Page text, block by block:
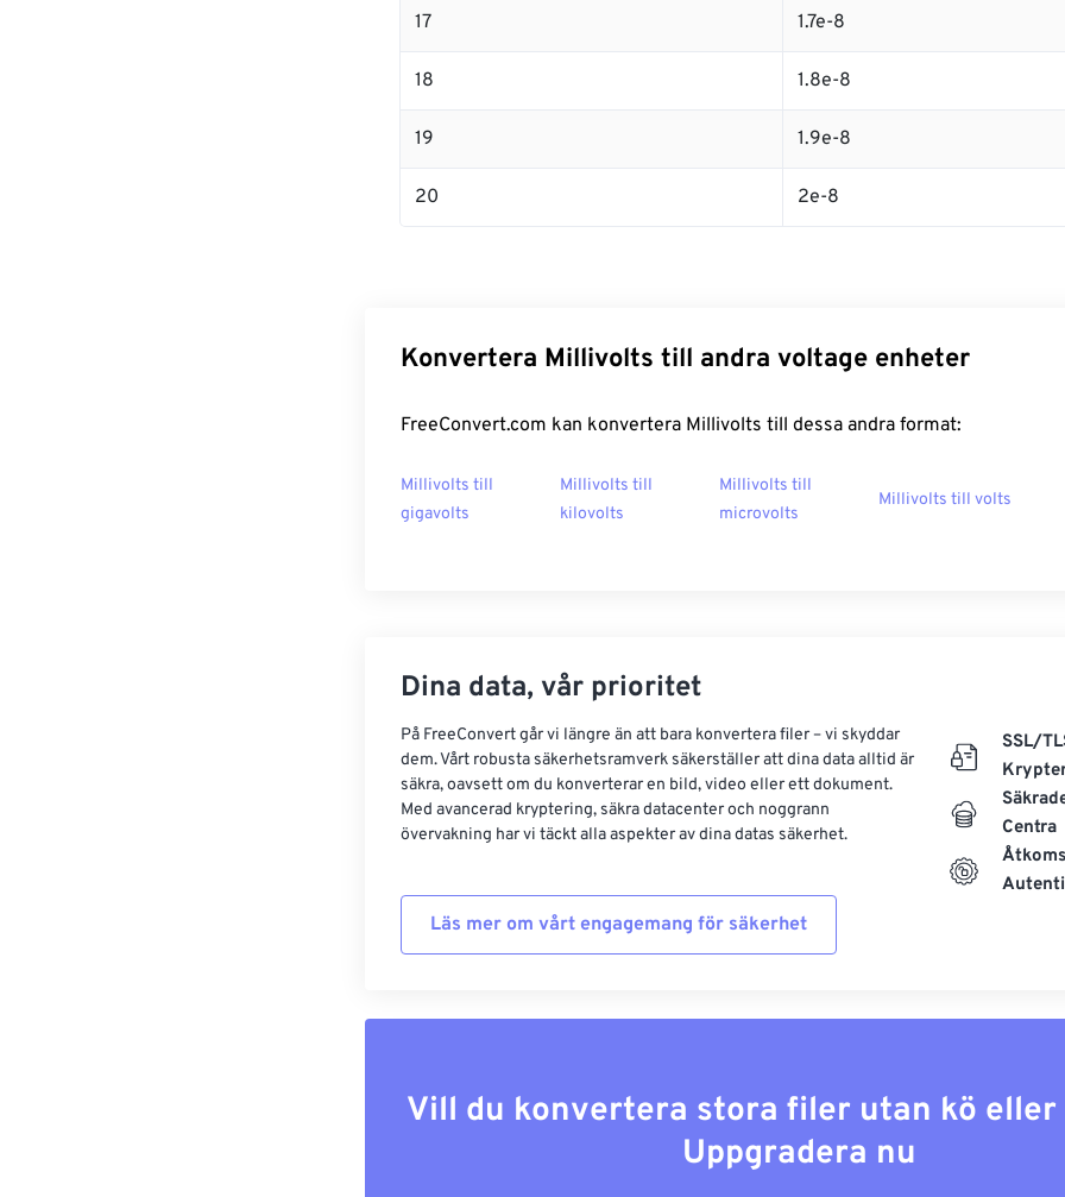
17 1.7e-8
18 1.8e-8
19 1.9e-8
20 2e-8
Konvertera Millivolts till andra voltage enheter
FreeConvert.com kan konvertera Millivolts till dessa andra format:
Millivolts till
gigavolts
Millivolts till
kilovolts
Millivolts till
microvolts
Millivolts till volts
Dina data, vår prioritet
På FreeConvert går vi längre än att bara konvertera filer – vi skyddar
dem. Vårt robusta säkerhetsramverk säkerställer att dina data alltid är
säkra, oavsett om du konverterar en bild, video eller ett dokument.
Med avancerad kryptering, säkra datacenter och noggrann
övervakning har vi täckt alla aspekter av dina datas säkerhet.
Läs mer om vårt engagemang för säkerhet
SSL/
Centra
Vill du konvertera stora filer utan kö eller
Uppgradera nu